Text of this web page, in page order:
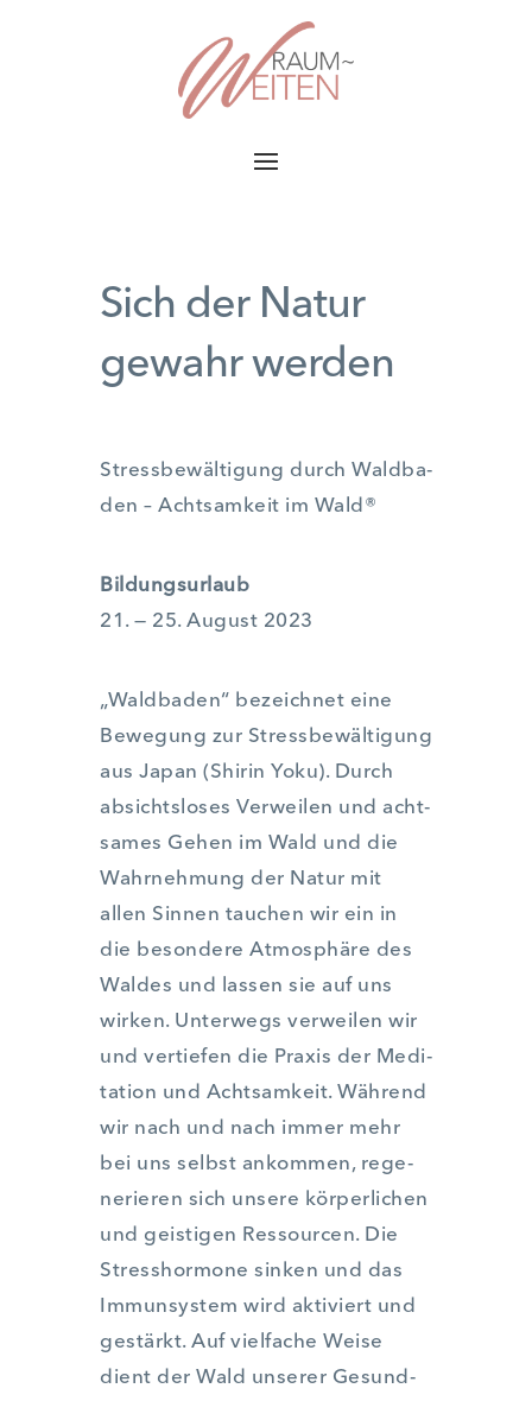
Sich der Natur
gewahr werden
Stress­be­wäl­ti­gung durch Wald­ba­
den – Acht­sam­keit im Wald®
Bil­dungs­ur­laub
21. — 25. August 2023
„Wald­ba­den“ bezeich­net eine
Bewe­gung zur Stress­be­wäl­ti­gung
aus Japan (Shirin Yoku). Durch
absichts­lo­ses Ver­wei­len und acht­
sa­mes Gehen im Wald und die
Wahr­neh­mung der Natur mit
allen Sin­nen tau­chen wir ein in
die beson­de­re Atmo­sphä­re des
Wal­des und las­sen sie auf uns
wir­ken. Unter­wegs ver­wei­len wir
und ver­tie­fen die Pra­xis der Medi­
ta­ti­on und Acht­sam­keit. Wäh­rend
wir nach und nach immer mehr
bei uns selbst ankom­men, rege­
ne­rie­ren sich unse­re kör­per­li­chen
und geis­ti­gen Res­sour­cen. Die
Stress­hor­mo­ne sin­ken und das
Immun­sys­tem wird akti­viert und
gestärkt. Auf viel­fa­che Wei­se
dient der Wald unse­rer Gesund­